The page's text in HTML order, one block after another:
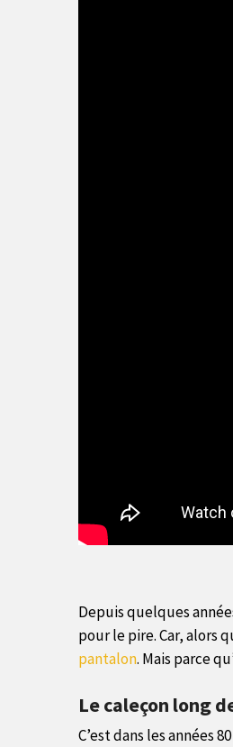
Depuis quelques
pour le pire. Car, alors
pantalon. Mais parce
Le caleçon long
C’est dans les années